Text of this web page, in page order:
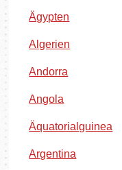
Ägypten
Algerien
Andorra
Angola
Äquatorialguinea
Argentina